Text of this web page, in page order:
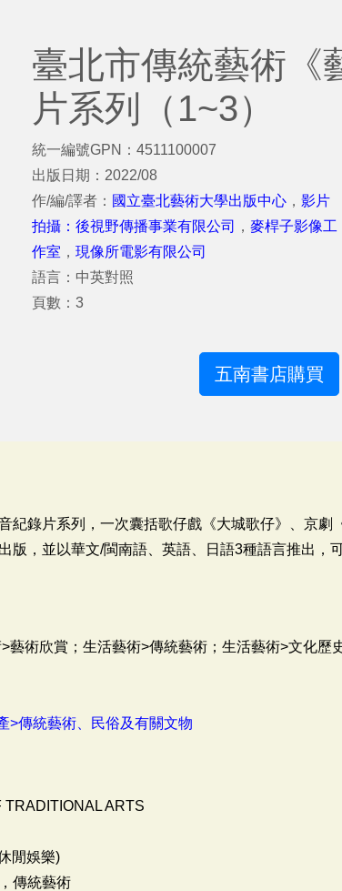
臺北市傳統藝術《
片系列（1~3）
統一編號GPN：4511100007
出版日期：2022/08
作/編/譯者： 國立臺北藝術大學出版中心 ， 影片
拍攝：後視野傳播事業有限公司
， 麥桿子影像工
作室 ， 現像所電影有限公司
語言：中英對照
頁數：3
五南書店購買
紀錄片系列，一次囊括歌仔戲《大城歌仔》、京劇
版，並以華文/閩南語、英語、日語3種語言推出，
藝術欣賞；生活藝術>傳統藝術；生活藝術>文化歷
>傳統藝術、民俗及有關文物
ARTS
閒娛樂)
傳統藝術